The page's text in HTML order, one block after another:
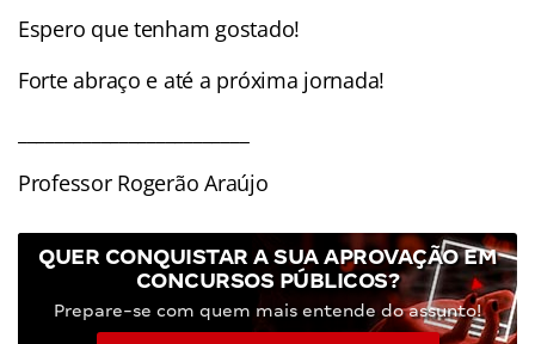
Espero que tenham gostado!
Forte abraço e até a próxima jornada!
Professor Rogerão Araújo
QUER CONQUISTAR A SUA APROVAÇÃO EM
CONCURSOS PÚBLICOS?
Prepare-se com quem mais entende do assunto!